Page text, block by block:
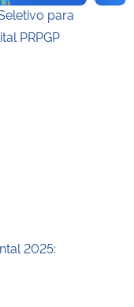
para
PRPGP
2025: